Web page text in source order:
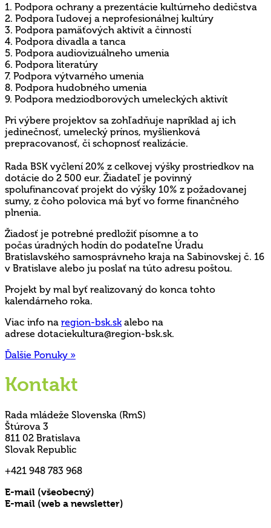
1. Podpora ochrany a prezentácie kultúrneho dedičstva
2. Podpora ľudovej a neprofesionálnej kultúry
3. Podpora pamäťových aktivít a činností
4. Podpora divadla a tanca
5. Podpora audiovizuálneho umenia
6. Podpora literatúry
7. Podpora výtvarného umenia
8. Podpora hudobného umenia
9. Podpora medziodborových umeleckých aktivít
Pri výbere projektov sa zohľadňuje napríklad aj ich
jedinečnosť, umelecký prínos, myšlienková
prepracovanosť, či schopnosť realizácie.
Rada BSK vyčlení 20% z celkovej výšky prostriedkov na
dotácie do 2 500 eur. Žiadateľ je povinný
spolufinancovať projekt do výšky 10% z požadovanej
sumy, z čoho polovica má byť vo forme finančného
plnenia.
Žiadosť je potrebné predložiť písomne a to
počas úradných hodín do podateľne Úradu
Bratislavského samosprávneho kraja na Sabinovskej č. 16
v Bratislave alebo ju poslať na túto adresu poštou.
Projekt by mal byť realizovaný do konca tohto
kalendárneho roka.
Viac info na region-bsk.skalebo na
adrese dotaciekultura@region-bsk.sk.
Ďalšie Ponuky »
Kontakt
Rada mládeže Slovenska (RmS)
Štúrova 3
811 02 Bratislava
Slovak Republic
+421 948 783 968
E-mail (všeobecný)
E-mail (web a newsletter)